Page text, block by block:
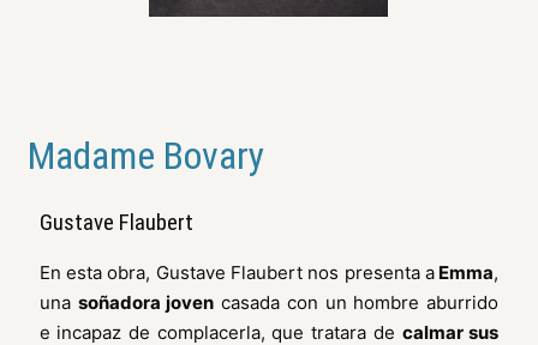
Madame Bovary
Gustave Flaubert
En esta obra, Gustave Flaubert nos presenta aEmma,
una soñadora joven casada con un hombre aburrido
e incapaz de complacerla, que tratara de calmar sus